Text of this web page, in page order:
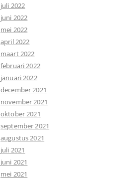
juli 2022
juni 2022
mei 2022
april 2022
maart 2022
februari 2022
januari 2022
december 2021
november 2021
oktober 2021
september 2021
augustus 2021
juli 2021
juni 2021
mei 2021